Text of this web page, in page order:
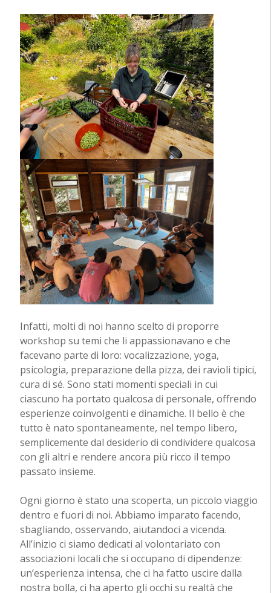
Infatti, molti di noi hanno scelto di proporre
workshop su temi che li appassionavano e che
facevano parte di loro: vocalizzazione, yoga,
psicologia, preparazione della pizza, dei ravioli tipici,
cura di sé. Sono stati momenti speciali in cui
ciascuno ha portato qualcosa di personale, offrendo
esperienze coinvolgenti e dinamiche. Il bello è che
tutto è nato spontaneamente, nel tempo libero,
semplicemente dal desiderio di condividere qualcosa
con gli altri e rendere ancora più ricco il tempo
passato insieme.
Ogni giorno è stato una scoperta, un piccolo viaggio
dentro e fuori di noi. Abbiamo imparato facendo,
sbagliando, osservando, aiutandoci a vicenda.
All’inizio ci siamo dedicati al volontariato con
associazioni locali che si occupano di dipendenze:
un’esperienza intensa, che ci ha fatto uscire dalla
nostra bolla, ci ha aperto gli occhi su realtà che